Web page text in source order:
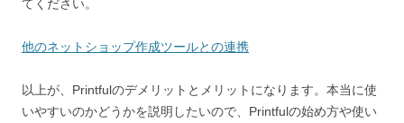
てください。
他のネットショップ作成ツールとの連携
以上が、Printfulのデメリットとメリットになります。本当に使
いやすいのかどうかを説明したいので、Printfulの始め方や使い